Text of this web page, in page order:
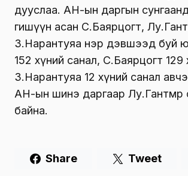
дууслаа. АН-ын даргын
гишүүн асан С.Баярцогт,
З.Нарантуяа нэр дэвшээд буй
152 хүний санал, С.Баярцогт 129
З.Нарантуяа 12 хүний санал
АН-ын шинэ даргаар Лу.Гантөмөр
байна.
Share Tweet